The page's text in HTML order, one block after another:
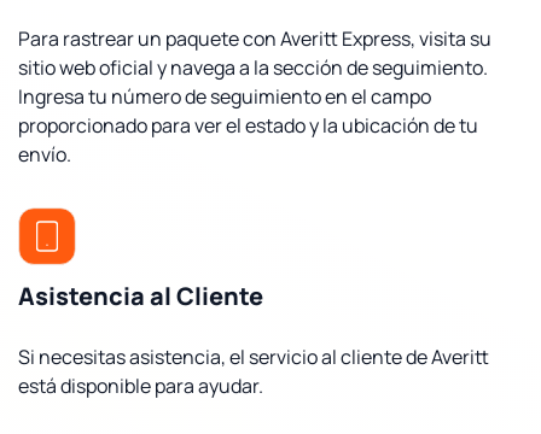
Para rastrear un paquete con Averitt Express, visita su
sitio web oficial y navega a la sección de seguimiento.
Ingresa tu número de seguimiento en el campo
proporcionado para ver el estado y la ubicación de tu
envío.
Asistencia al Cliente
Si necesitas asistencia, el servicio al cliente de Averitt
está disponible para ayudar.